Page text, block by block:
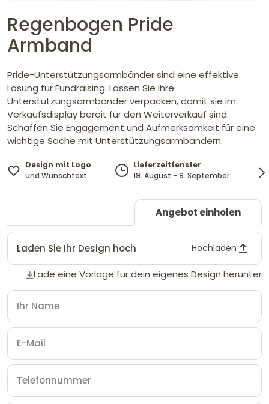
Regenbogen Pride
Armband
Pride-Unterstützungsarmbänder sind eine effektive
Lösung für Fundraising. Lassen Sie Ihre
Unterstützungsarmbänder verpacken, damit sie im
Verkaufsdisplay bereit für den Weiterverkauf sind.
Schaffen Sie Engagement und Aufmerksamkeit für eine
wichtige Sache mit Unterstützungsarmbändern.
Design mit Logo
und Wunschtext.
Lieferzeitfenster
19. August - 9. September
Angebot einholen
Laden Sie Ihr Design hoch Hochladen
Lade eine Vorlage für dein eigenes Design herunter